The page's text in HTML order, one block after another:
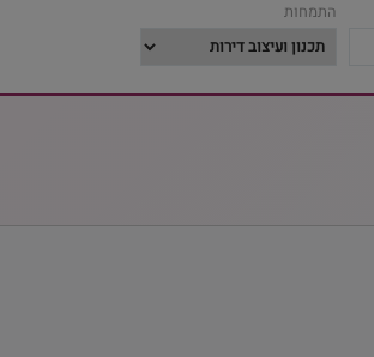
התמחות